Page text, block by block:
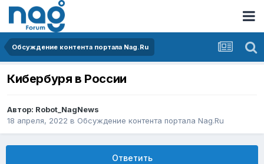
Обсуждение контента портала Nag.Ru
Кибербуря в России
Автор: Robot_NagNews
18 апреля, 2022 в Обсуждение контента портала Nag.Ru
Ответить